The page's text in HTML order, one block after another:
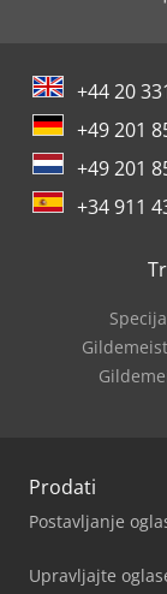
+44 20
+49 201
+49 201
+34 911
Prodati
Postavljanje
Upravljajte